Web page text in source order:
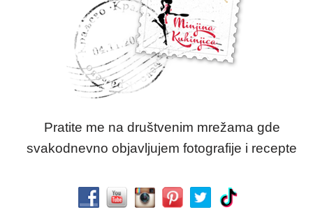
Pratite me na društvenim mrežama gde
svakodnevno objavljujem fotografije i recepte